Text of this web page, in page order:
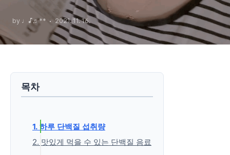
by ♩♪♬** 2021. 11. 16.
목차
1. 하루 단백질 섭취량
2. 맛있게 먹을 수 있는 단백질 음료